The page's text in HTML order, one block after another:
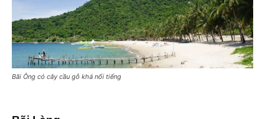
Bãi Ông có cây cầu gỗ khá nổi tiếng